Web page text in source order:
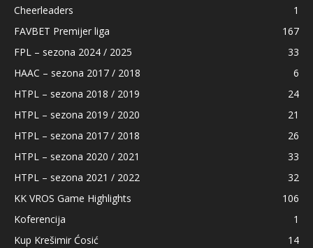
Cheerleaders
1
FAVBET Premijer liga
167
FPL – sezona 2024 / 2025
33
HAAC – sezona 2017 / 2018
6
HTPL – sezona 2018 / 2019
24
HTPL – sezona 2019 / 2020
21
HTPL – sezona 2017 / 2018
26
HTPL – sezona 2020 / 2021
33
HTPL – sezona 2021 / 2022
32
KK VROS Game Highlights
106
Koferencija
1
Kup Krešimir Ćosić
14